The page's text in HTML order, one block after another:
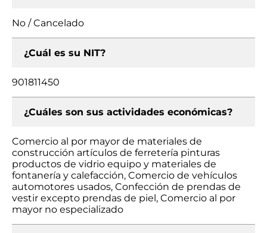
No / Cancelado
¿Cuál es su NIT?
901811450
¿Cuáles son sus actividades económicas?
Comercio al por mayor de materiales de
construcción artículos de ferretería pinturas
productos de vidrio equipo y materiales de
fontanería y calefacción, Comercio de vehículos
automotores usados, Confección de prendas de
vestir excepto prendas de piel, Comercio al por
mayor no especializado